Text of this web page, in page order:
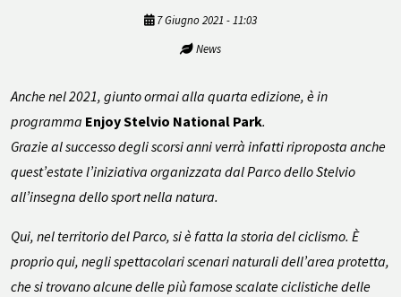
7 Giugno 2021 - 11:03
News
Anche nel 2021, giunto ormai alla quarta edizione, è in
programma Enjoy Stelvio National Park.
Grazie al successo degli scorsi anni verrà infatti riproposta anche
quest’estate l’iniziativa organizzata dal Parco dello Stelvio
all’insegna dello sport nella natura.
Qui, nel territorio del Parco, si è fatta la storia del ciclismo. È
proprio qui, negli spettacolari scenari naturali dell’area protetta,
che si trovano alcune delle più famose scalate ciclistiche delle